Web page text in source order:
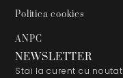
Politica cookies
ANPC
NEWSLETTER
Stai la curent cu